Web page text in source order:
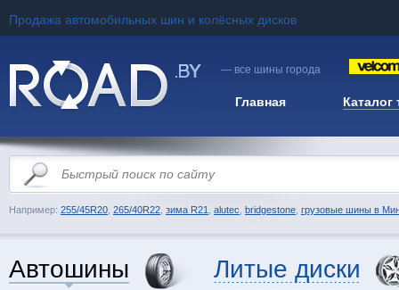
Продажа автомобильных шин и колёсных дисков
— все шины города
Главная Каталог
Например: 255/45R20 265/40R22 зима R21 alutec bridgestone грузовые шины в
Автошины Литые диски